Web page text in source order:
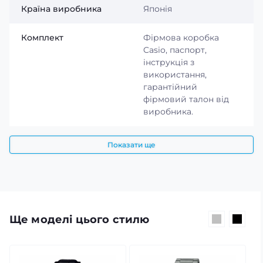
Країна виробника Японія
Комплект
Фірмова коробка
Casio, паспорт,
інструкція з
використання,
гарантійний
фірмовий талон від
виробника.
Показати ще
Ще моделі цього стилю